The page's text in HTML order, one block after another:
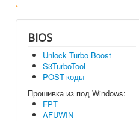
BIOS
Unlock Turbo Boost
S3TurboTool
POST-коды
Прошивка из под Windows:
FPT
AFUWIN